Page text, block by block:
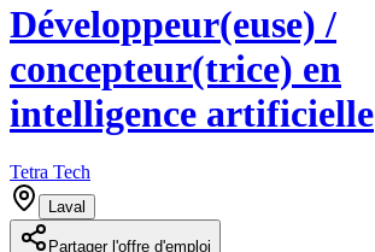
Développeur(euse) /
concepteur(trice) en
intelligence artificielle
Tetra Tech
Laval
Partager l'offre d'emploi